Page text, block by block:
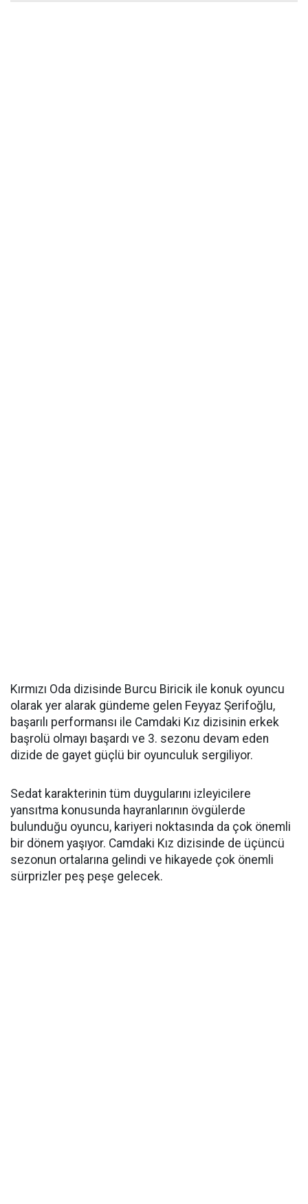
Kırmızı Oda dizisinde Burcu Biricik ile konuk oyuncu
olarak yer alarak gündeme gelen Feyyaz Şerifoğlu,
başarılı performansı ile Camdaki Kız dizisinin erkek
başrolü olmayı başardı ve 3. sezonu devam eden
dizide de gayet güçlü bir oyunculuk sergiliyor.
Sedat karakterinin tüm duygularını izleyicilere
yansıtma konusunda hayranlarının övgülerde
bulunduğu oyuncu, kariyeri noktasında da çok önemli
bir dönem yaşıyor. Camdaki Kız dizisinde de üçüncü
sezonun ortalarına gelindi ve hikayede çok önemli
sürprizler peş peşe gelecek.